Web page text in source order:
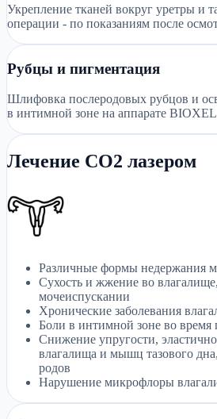
Укрепление тканей вокруг уретры и
операции - по показаниям после
Рубцы и пигментация
Шлифовка послеродовых рубцов и
в интимной зоне на аппарате
Лечение CO2 лазером
Различные формы недержания
Сухость и жжение во
мочеиспускании
Хронические заболевания
Боли в интимной зоне во время
Снижение упругости,
влагалища и мышц тазового
родов
Нарушение микрофлоры